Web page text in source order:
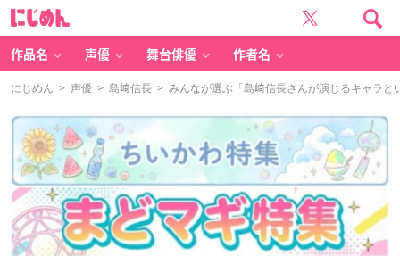
作品名 声優 舞台俳優 作者名
にじめん > 声優 > 島﨑信長 > みんなが選ぶ「島﨑信長さんが演じるキャラ